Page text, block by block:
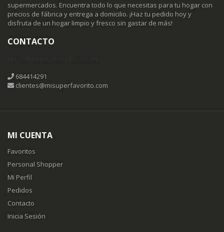
supermercados. Encuentra todo lo que necesitas para tu hogar con
precios de fábrica y entrega a domicilio. ¡Haz tu pedido hoy y
disfruta de un hogar limpio y fresco sin gastar de más!
CONTACTO
684414291
clientes@misuperfavorito.com
MI CUENTA
Favoritos
Personal Shopper
Mi Perfil
Pedidos
Contacto
Inicia Sesión